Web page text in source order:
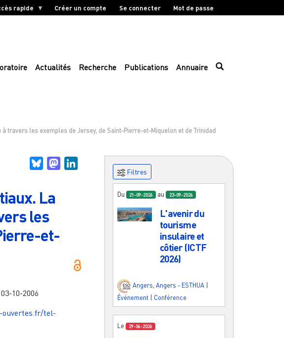
rapide Créer un compte Se connecter Mot de passe
Actualités Recherche Publications Annuaire
travers les exemples de Jersey, de Saint-Pierre-et-Miquelon et de Trinidad
BlueskyMastodon
La
les
et-
03-10-2006
tel-
Filtres
Du 21-09-2026 au 23-09-2026
L'avenir du
tourisme
insulaire et
côtier (ICTF
2026)
Angers Angers - ESTHUA
Événement
Conférence
Le 29-06-2026